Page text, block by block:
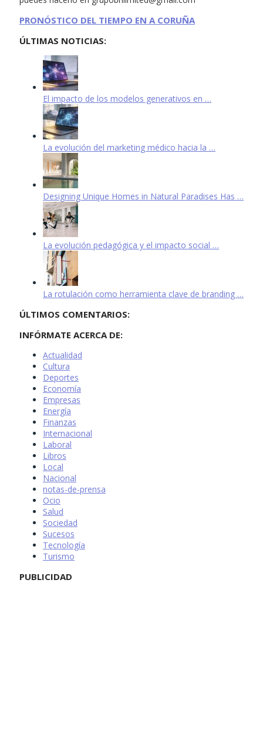
PRONÓSTICO DEL TIEMPO EN A CORUÑA
ÚLTIMAS NOTICIAS:
El impacto de los modelos generativos en …
La evolución del marketing médico hacia la …
Designing Unique Homes in Natural Paradises Has …
La evolución pedagógica y el impacto social …
La rotulación como herramienta clave de branding …
ÚLTIMOS COMENTARIOS:
INFÓRMATE ACERCA DE:
Actualidad
Cultura
Deportes
Economía
Empresas
Energía
Finanzas
Internacional
Laboral
Libros
Local
Nacional
notas-de-prensa
Ocio
Salud
Sociedad
Sucesos
Tecnología
Turismo
PUBLICIDAD